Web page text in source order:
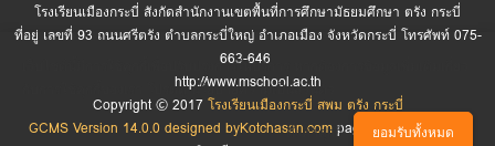
โรงเรียนเมืองกระบี่ สังกัดสำนักงานเขตพื้นที่การศึกษามัธยมศึกษา ตรัง กระบี่
ที่อยู่ เลขที่ 93 ถนนศรีตรัง ตำบลกระบี่ใหญ่ อำเภอเมือง จังหวัดกระบี่ โทรศัพท์ 075-
663-646
http://www.mschool.ac.th
Copyright © 2017 โรงเรียนเมืองกระบี่ สพม ตรัง กระบี่
GCMS Version 14.0.0 designed byKotchasan.com page process0.0788
เว็บไซต์นี้มีการใช้คุกกี้เพื่อปรับปรุงการให้บริการ หากต้องการข้อมูลเพิ่มเติมเกี่ยว
กับการใช้คุกกี้ของเรา โปรดดู นโยบายความเป็นส่วนตัว
ตั้งค่าคุกกี้ ยอมรับทั้งหมด